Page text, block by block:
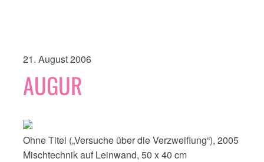
21. August 2006
AUGUR
Ohne Titel („Versuche über die Verzweiflung“), 2005
Mischtechnik auf Leinwand, 50 x 40 cm